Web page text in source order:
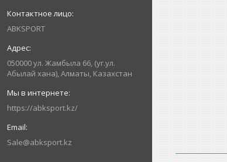
ABKSPORT
050000 ул. Жамбыла 66, (уг.ул.
Абылай хана), Алматы, Казахстан
https://abksport.kz/
Sale@abksport.kz